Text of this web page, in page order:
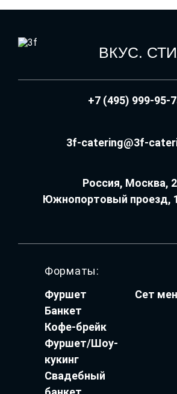
ВКУС.
+7 (495) 999-95-
3f-catering@3f-
Россия, Москва,
Южнопортовый проезд,
Форматы:
Фуршет
Банкет
Кофе-брейк
Фуршет/Шоу-
кукинг
Свадебный
Сет